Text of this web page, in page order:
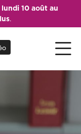
lundi 10 août au
.